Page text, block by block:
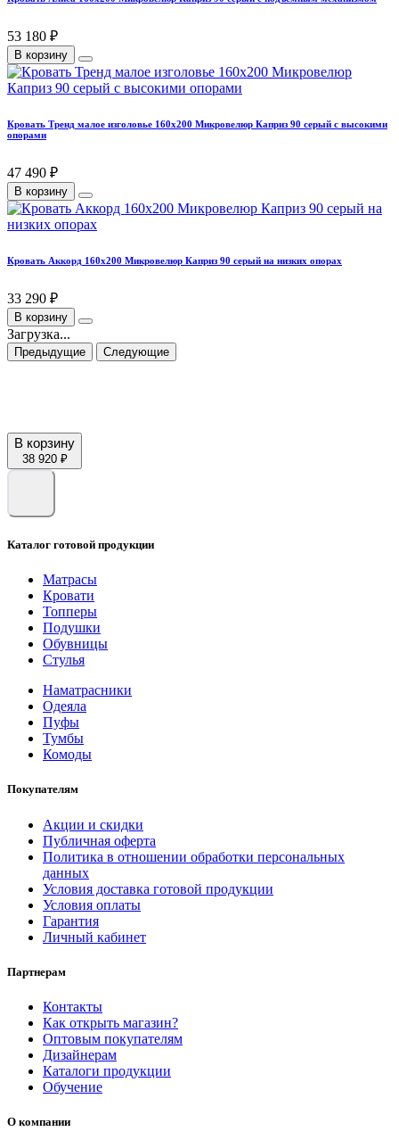
53 180 ₽
В корзину
Кровать Тренд малое изголовье 160х200 Микровелюр Каприз 90 серый с высокими
опорами
47 490 ₽
В корзину
Кровать Аккорд 160х200 Микровелюр Каприз 90 серый на низких опорах
33 290 ₽
В корзину
Загрузка...
Предыдущие Следующие
В корзину
38 920 ₽
Каталог готовой продукции
Матрасы
Кровати
Топперы
Подушки
Обувницы
Стулья
Наматрасники
Одеяла
Пуфы
Тумбы
Комоды
Покупателям
Акции и скидки
Публичная оферта
Политика в отношении обработки персональных
данных
Условия доставка готовой продукции
Условия оплаты
Гарантия
Личный кабинет
Партнерам
Контакты
Как открыть магазин?
Оптовым покупателям
Дизайнерам
Каталоги продукции
Обучение
О компании